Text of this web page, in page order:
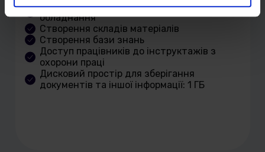
Створення складів інструментів та
обладнання
Створення складів матеріалів
Створення бази знань
Доступ працівників до інструктажів з
охорони праці
Дисковий простір для зберігання
документів та іншої інформації: 1 ГБ